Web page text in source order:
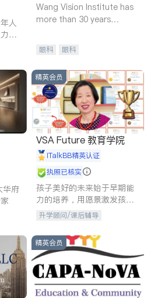
人
于
效
Wang Vision Institute has
more than 30 years
眼科 眼科
府
精英会员
VSA Future 教育学院
iTalkBB精英认证
执照已核实
孩子美好的未来始于早期能
力的培养，用愿景激发孩子
的学习潜力和动力。理念：
拥有成长型心态是成功的基
石。
升学顾问/课后辅导
精英会员